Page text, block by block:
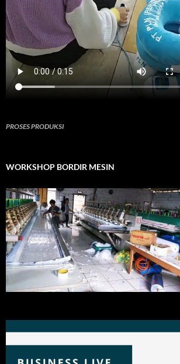
PROSES PRODUKSI
WORKSHOP BORDIR MESIN